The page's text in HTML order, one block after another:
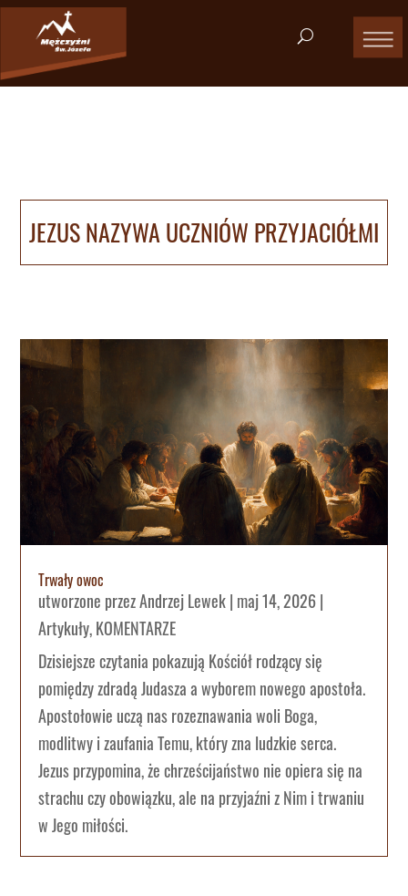
JEZUS NAZYWA UCZNIÓW PRZYJACIÓŁMI
Trwały owoc
utworzone przezAndrzej Lewek| maj 14, 2026|
Artykuły,KOMENTARZE
Dzisiejsze czytania pokazują Kościół rodzący się
pomiędzy zdradą Judasza a wyborem nowego apostoła.
Apostołowie uczą nas rozeznawania woli Boga,
modlitwy i zaufania Temu, który zna ludzkie serca.
Jezus przypomina, że chrześcijaństwo nie opiera się na
strachu czy obowiązku, ale na przyjaźni z Nim i trwaniu
w Jego miłości.